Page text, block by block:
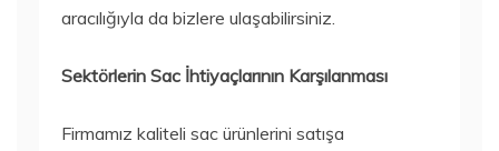
aracılığıyla da bizlere ulaşabilirsiniz.
Sektörlerin Sac İhtiyaçlarının Karşılanması
Firmamız kaliteli sac ürünlerini satışa